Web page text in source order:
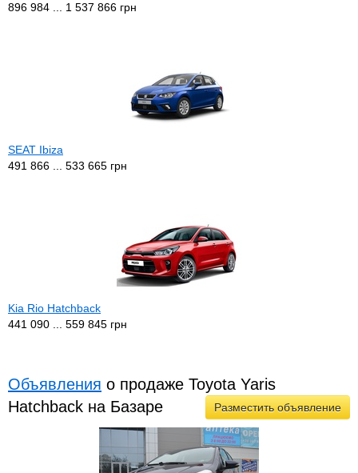
896 984 ... 1 537 866 грн
SEAT Ibiza
491 866 ... 533 665 грн
Kia Rio Hatchback
441 090 ... 559 845 грн
Объявления о продаже Toyota Yaris
Hatchback на Базаре
Разместить объявление